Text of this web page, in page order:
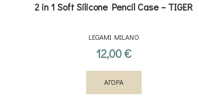
2 in 1 Soft Silicone Pencil Case – TIGER
LEGAMI MILANO
12,00€
ΑΓΟΡΑ